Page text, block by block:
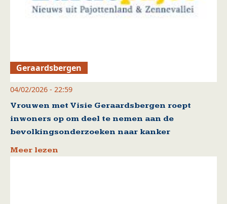
Geraardsbergen
04/02/2026 - 22:59
Vrouwen met Visie Geraardsbergen roept
inwoners op om deel te nemen aan de
bevolkingsonderzoeken naar kanker
Meer lezen